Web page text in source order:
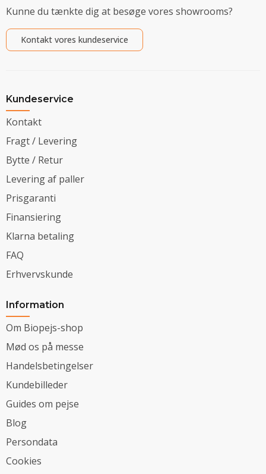
Kunne du tænkte dig at besøge vores showrooms?
Kontakt vores kundeservice
Kundeservice
Kontakt
Fragt / Levering
Bytte / Retur
Levering af paller
Prisgaranti
Finansiering
Klarna betaling
FAQ
Erhvervskunde
Information
Om Biopejs-shop
Mød os på messe
Handelsbetingelser
Kundebilleder
Guides om pejse
Blog
Persondata
Cookies